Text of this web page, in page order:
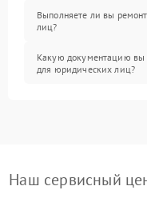
Выполняете ли вы
лиц?
Какую документацию вы
для юридических лиц?
Наш сервисный